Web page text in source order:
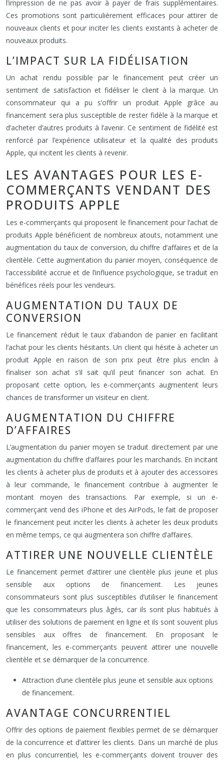
l’impression de ne pas avoir à payer de frais supplémentaires.
Ces promotions sont particulièrement efficaces pour attirer de
nouveaux clients et pour inciter les clients existants à acheter de
nouveaux produits.
L’IMPACT SUR LA FIDÉLISATION
Un achat rendu possible par le financement peut créer un
sentiment de satisfaction et fidéliser le client à la marque. Un
consommateur qui a pu s’offrir un produit Apple grâce au
financement sera plus susceptible de rester fidèle à la marque et
d’acheter d’autres produits à l’avenir. Ce sentiment de fidélité est
renforcé par l’expérience utilisateur et la qualité des produits
Apple, qui incitent les clients à revenir.
LES AVANTAGES POUR LES E-
COMMERÇANTS VENDANT DES
PRODUITS APPLE
Les e-commerçants qui proposent le financement pour l’achat de
produits Apple bénéficient de nombreux atouts, notamment une
augmentation du taux de conversion, du chiffre d’affaires et de la
clientèle. Cette augmentation du panier moyen, conséquence de
l’accessibilité accrue et de l’influence psychologique, se traduit en
bénéfices réels pour les vendeurs.
AUGMENTATION DU TAUX DE
CONVERSION
Le financement réduit le taux d’abandon de panier en facilitant
l’achat pour les clients hésitants. Un client qui hésite à acheter un
produit Apple en raison de son prix peut être plus enclin à
finaliser son achat s’il sait qu’il peut financer son achat. En
proposant cette option, les e-commerçants augmentent leurs
chances de transformer un visiteur en client.
AUGMENTATION DU CHIFFRE
D’AFFAIRES
L’augmentation du panier moyen se traduit directement par une
augmentation du chiffre d’affaires pour les marchands. En incitant
les clients à acheter plus de produits et à ajouter des accessoires
à leur commande, le financement contribue à augmenter le
montant moyen des transactions. Par exemple, si un e-
commerçant vend des iPhone et des AirPods, le fait de proposer
le financement peut inciter les clients à acheter les deux produits
en même temps, ce qui augmentera son chiffre d’affaires.
ATTIRER UNE NOUVELLE CLIENTÈLE
Le financement permet d’attirer une clientèle plus jeune et plus
sensible aux options de financement. Les jeunes
consommateurs sont plus susceptibles d’utiliser le financement
que les consommateurs plus âgés, car ils sont plus habitués à
utiliser des solutions de paiement en ligne et ils sont souvent plus
sensibles aux offres de financement. En proposant le
financement, les e-commerçants peuvent attirer une nouvelle
clientèle et se démarquer de la concurrence.
Attraction d’une clientèle plus jeune et sensible aux options
de financement.
AVANTAGE CONCURRENTIEL
Offrir des options de paiement flexibles permet de se démarquer
de la concurrence et d’attirer les clients. Dans un marché de plus
en plus concurrentiel, les e-commerçants doivent trouver des